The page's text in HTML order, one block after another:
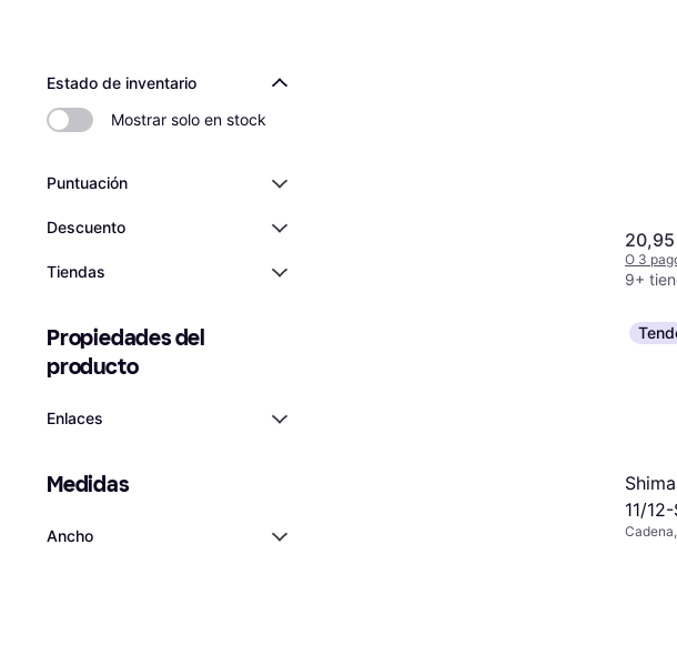
Estado de inventario
Mostrar solo en stock
Puntuación
Descuento
Tiendas
Propiedades del
producto
Enlaces
Medidas
Ancho
O 3
9+
11/